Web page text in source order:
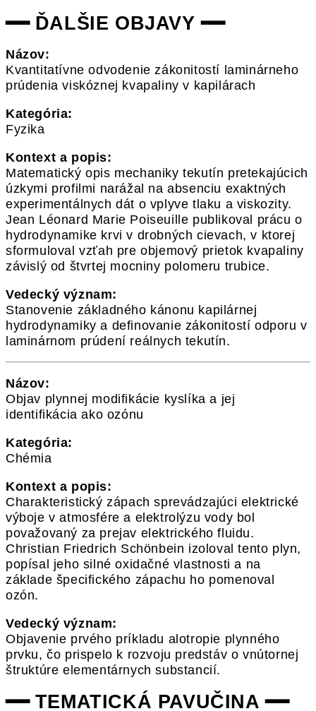
━━ ĎALŠIE OBJAVY ━━
Názov:
Kvantitatívne odvodenie zákonitostí laminárneho
prúdenia viskóznej kvapaliny v kapilárach
Kategória:
Fyzika
Kontext a popis:
Matematický opis mechaniky tekutín pretekajúcich
úzkymi profilmi narážal na absenciu exaktných
experimentálnych dát o vplyve tlaku a viskozity.
Jean Léonard Marie Poiseuille publikoval prácu o
hydrodynamike krvi v drobných cievach, v ktorej
sformuloval vzťah pre objemový prietok kvapaliny
závislý od štvrtej mocniny polomeru trubice.
Vedecký význam:
Stanovenie základného kánonu kapilárnej
hydrodynamiky a definovanie zákonitostí odporu v
laminárnom prúdení reálnych tekutín.
Názov:
Objav plynnej modifikácie kyslíka a jej
identifikácia ako ozónu
Kategória:
Chémia
Kontext a popis:
Charakteristický zápach sprevádzajúci elektrické
výboje v atmosfére a elektrolýzu vody bol
považovaný za prejav elektrického fluidu.
Christian Friedrich Schönbein izoloval tento plyn,
popísal jeho silné oxidačné vlastnosti a na
základe špecifického zápachu ho pomenoval
ozón.
Vedecký význam:
Objavenie prvého príkladu alotropie plynného
prvku, čo prispelo k rozvoju predstáv o vnútornej
štruktúre elementárnych substancií.
━━ TEMATICKÁ PAVUČINA ━━